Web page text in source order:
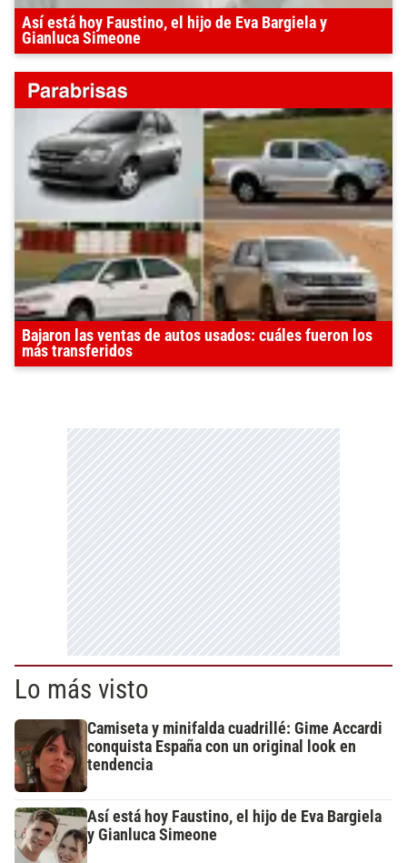
Así está hoy Faustino, el hijo de Eva Bargiela y
Gianluca Simeone
Bajaron las ventas de autos usados: cuáles fueron los
más transferidos
Lo más visto
Camiseta y minifalda cuadrillé: Gime Accardi
conquista España con un original look en
tendencia
Así está hoy Faustino, el hijo de Eva Bargiela
y Gianluca Simeone